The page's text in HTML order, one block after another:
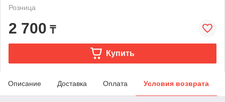
Розница
2 700 ₸
Купить
Описание Доставка Оплата Условия возврата